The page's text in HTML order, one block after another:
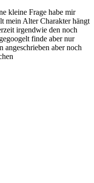
kleine Frage habe mir
mein Alter Charakter hängt
irgendwie den noch
finde aber nur
angeschrieben aber noch